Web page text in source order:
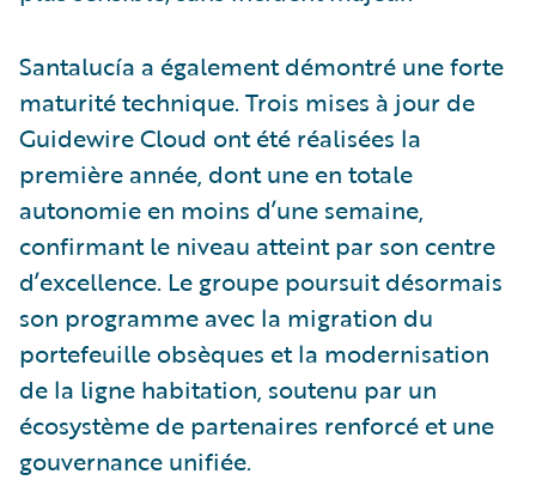
Santalucía a également démontré une forte
maturité technique. Trois mises à jour de
Guidewire Cloud ont été réalisées la
première année, dont une en totale
autonomie en moins d’une semaine,
confirmant le niveau atteint par son centre
d’excellence. Le groupe poursuit désormais
son programme avec la migration du
portefeuille obsèques et la modernisation
de la ligne habitation, soutenu par un
écosystème de partenaires renforcé et une
gouvernance unifiée.